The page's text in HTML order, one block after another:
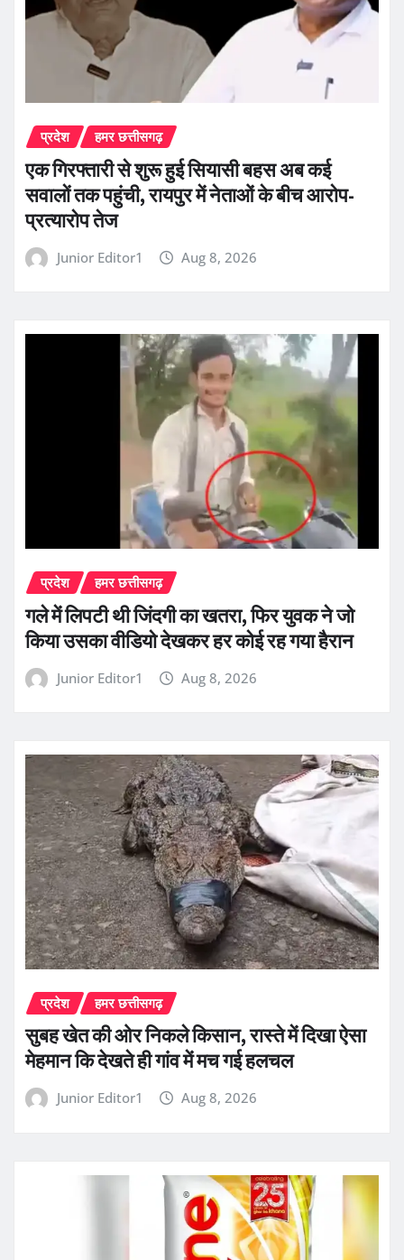
प्रदेश हमर छत्तीसगढ़
एक गिरफ्तारी से शुरू हुई सियासी बहस अब कई
सवालों तक पहुंची, रायपुर में नेताओं के बीच आरोप-
प्रत्यारोप तेज
Junior Editor1 Aug 8, 2026
प्रदेश हमर छत्तीसगढ़
गले में लिपटी थी जिंदगी का खतरा, फिर युवक ने जो
किया उसका वीडियो देखकर हर कोई रह गया हैरान
Junior Editor1 Aug 8, 2026
प्रदेश हमर छत्तीसगढ़
सुबह खेत की ओर निकले किसान, रास्ते में दिखा ऐसा
मेहमान कि देखते ही गांव में मच गई हलचल
Junior Editor1 Aug 8, 2026